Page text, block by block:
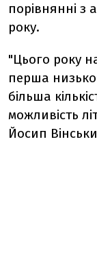
порівнянні з
року.
"Цього року
перша
більша
можливість
Йосип